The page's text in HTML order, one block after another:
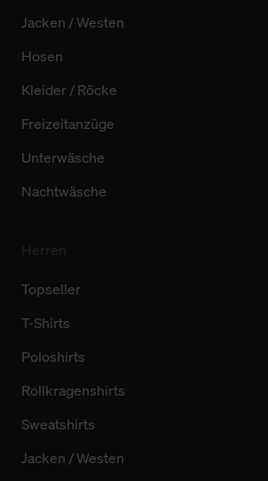
Jacken / Westen
Hosen
Kleider / Röcke
Freizeitanzüge
Unterwäsche
Nachtwäsche
Topseller
T-Shirts
Poloshirts
Rollkragenshirts
Sweatshirts
Jacken / Westen